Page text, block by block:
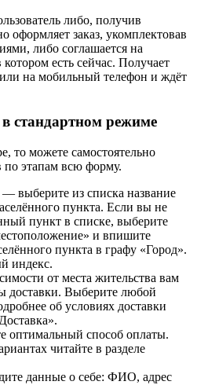
либо, получив
оформляет заказ, укомплектовав
либо соглашается на
есть сейчас. Получает
на мобильный телефон и ждёт
стандартном режиме
то можете самостоятельно
по этапам всю форму.
— выберите из списка название
пункта. Если вы не
пункт в списке, выберите
и впишите
пункта в графу «Город».
индекс.
от места жительства вам
доставки. Выберите любой
об условиях доставки
оптимальный способ оплаты.
читайте в разделе
данные о себе: ФИО, адрес